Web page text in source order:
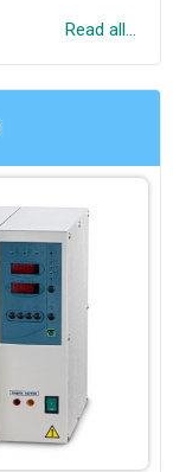
Read all...